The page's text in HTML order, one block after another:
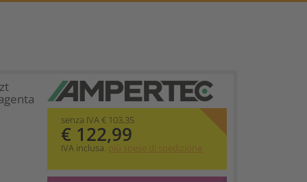
senza IVA € 103,35
€ 122,99
IVA inclusa. più spese di spedizione